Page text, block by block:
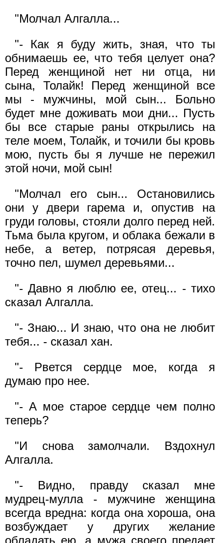
"Молчал Алгалла...
"- Как я буду жить, зная, что ты
обнимаешь ее, что тебя целует она?
Перед женщиной нет ни отца, ни
сына, Толайк! Перед женщиной все
мы - мужчины, мой сын... Больно
будет мне доживать мои дни... Пусть
бы все старые раны открылись на
теле моем, Толайк, и точили бы кровь
мою, пусть бы я лучше не пережил
этой ночи, мой сын!
"Молчал его сын... Остановились
они у двери гарема и, опустив на
груди головы, стояли долго перед ней.
Тьма была кругом, и облака бежали в
небе, а ветер, потрясая деревья,
точно пел, шумел деревьями...
"- Давно я люблю ее, отец... - тихо
сказал Алгалла.
"- Знаю... И знаю, что она не любит
тебя... - сказал хан.
"- Рвется сердце мое, когда я
думаю про нее.
"- А мое старое сердце чем полно
теперь?
"И снова замолчали. Вздохнул
Алгалла.
"- Видно, правду сказал мне
мудрец-мулла - мужчине женщина
всегда вредна: когда она хороша, она
возбуждает у других желание
обладать ею, а мужа своего предает